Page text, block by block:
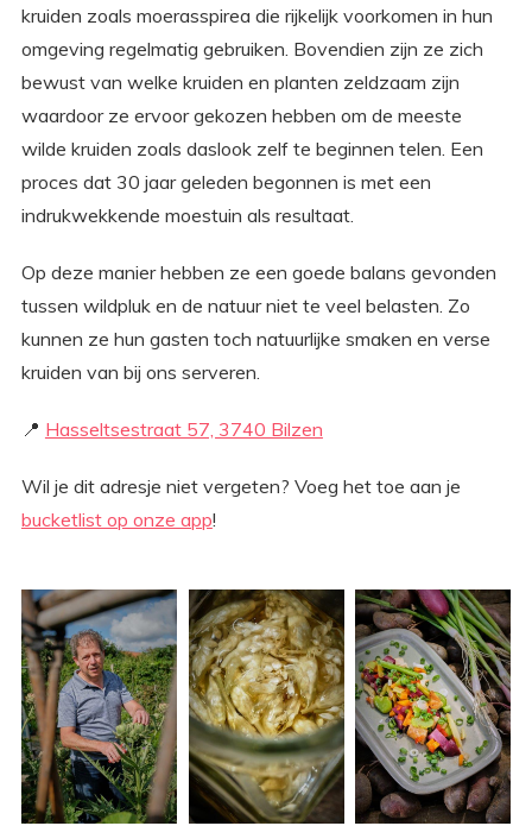
kruiden zoals moerasspirea die rijkelijk voorkomen in hun
omgeving regelmatig gebruiken. Bovendien zijn ze zich
bewust van welke kruiden en planten zeldzaam zijn
waardoor ze ervoor gekozen hebben om de meeste
wilde kruiden zoals daslook zelf te beginnen telen. Een
proces dat 30 jaar geleden begonnen is met een
indrukwekkende moestuin als resultaat.
Op deze manier hebben ze een goede balans gevonden
tussen wildpluk en de natuur niet te veel belasten. Zo
kunnen ze hun gasten toch natuurlijke smaken en verse
kruiden van bij ons serveren.
📍 Hasseltsestraat 57, 3740 Bilzen
Wil je dit adresje niet vergeten? Voeg het toe aan je
bucketlist op onze app!